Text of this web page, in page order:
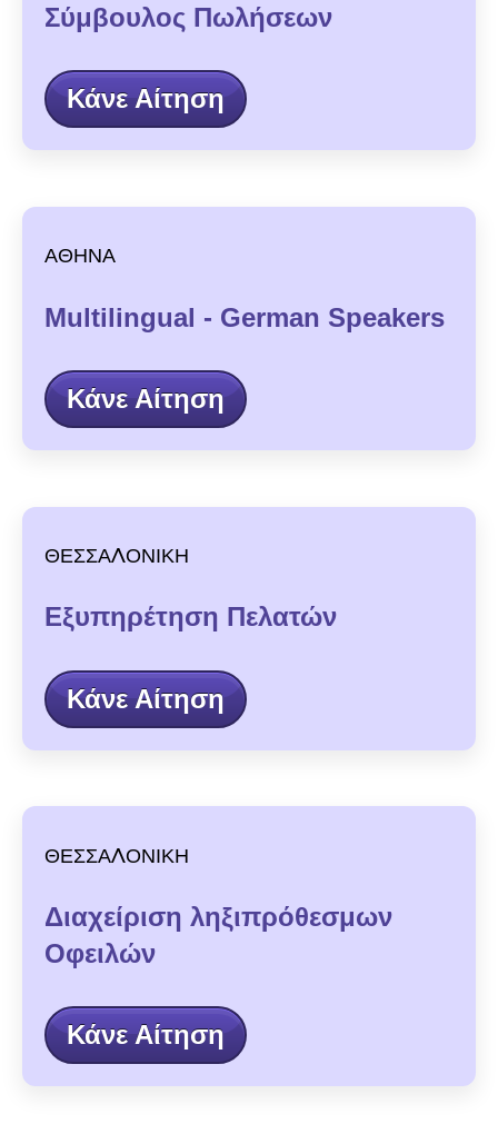
Σύμβουλος Πωλήσεων
Κάνε Αίτηση
ΑΘΗΝΑ
Multilingual - German Speakers
Κάνε Αίτηση
ΘΕΣΣΑΛΟΝΙΚΗ
Εξυπηρέτηση Πελατών
Κάνε Αίτηση
ΘΕΣΣΑΛΟΝΙΚΗ
Διαχείριση ληξιπρόθεσμων
Οφειλών
Κάνε Αίτηση